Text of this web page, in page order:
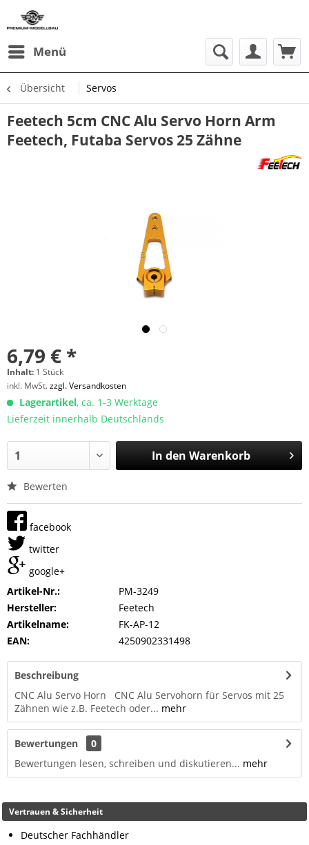
Menü
Übersicht Servos
Feetech 5cm CNC Alu Servo Horn Arm
Feetech, Futaba Servos 25 Zähne
6,79 € *
Inhalt: 1 Stück
inkl. MwSt.zzgl. Versandkosten
Lagerartikel, ca. 1-3 Werktage
Lieferzeit innerhalb Deutschlands
In den Warenkorb
Bewerten
facebook
twitter
google+
Artikel-Nr.:
PM-3249
Hersteller:
Feetech
Artikelname:
FK-AP-12
EAN:
4250902331498
Beschreibung
CNC Alu Servo Horn CNC Alu Servohorn für Servos mit 25
Zähnen wie z.B. Feetech oder... mehr
Bewertungen
0
Bewertungen lesen, schreiben und diskutieren... mehr
Vertrauen & Sicherheit
Deutscher Fachhändler